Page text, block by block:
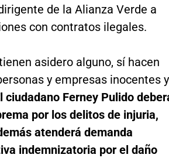
de la Alianza Verde a
con contratos ilegales.
asidero alguno, sí hacen
y empresas inocentes y
ciudadano Ferney Pulido
por los delitos de injuria,
atenderá demanda
indemnizatoria por el daño